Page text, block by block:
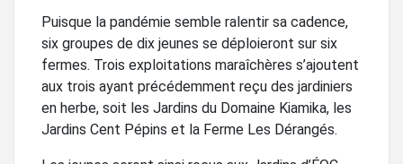
Puisque la pandémie semble ralentir sa cadence,
six groupes de dix jeunes se déploieront sur six
fermes. Trois exploitations maraîchères s’ajoutent
aux trois ayant précédemment reçu des jardiniers
en herbe, soit les Jardins du Domaine Kiamika, les
Jardins Cent Pépins et la Ferme Les Dérangés.